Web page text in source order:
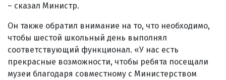
– сказал Министр.
Он также обратил внимание на то, что необходимо,
чтобы шестой школьный день выполнял
соответствующий функционал. «У нас есть
прекрасные возможности, чтобы ребята посещали
музеи благодаря совместному с Министерством